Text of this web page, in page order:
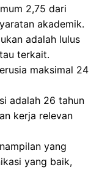
2,75 dari
akademik.
adalah lulus
terkait.
maksimal 24
adalah 26 tahun
kerja relevan
yang
yang baik,